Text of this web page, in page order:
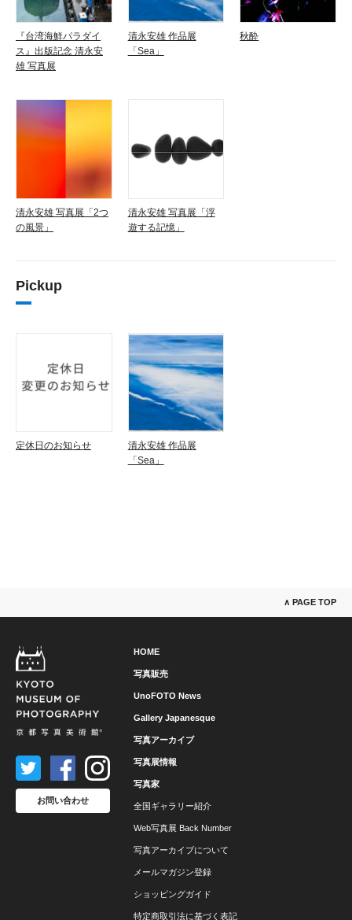
『台湾海鮮パラダイ
ス』出版記念 清永安
雄 写真展
清永安雄 作品展
「Sea」
秋酔
清永安雄 写真展「2つ
の風景」
清永安雄 写真展「浮
遊する記憶」
Pickup
定休日のお知らせ
清永安雄 作品展
「Sea」
∧ PAGE TOP
HOME
写真販売
UnoFOTO News
Gallery Japanesque
写真アーカイブ
写真展情報
写真家
全国ギャラリー紹介
Web写真展 Back Number
写真アーカイブについて
メールマガジン登録
ショッピングガイド
特定商取引法に基づく表記
お問い合わせ